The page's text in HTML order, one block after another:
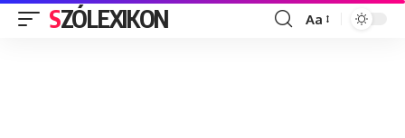
SZÓLEXIKON
Font
Aa